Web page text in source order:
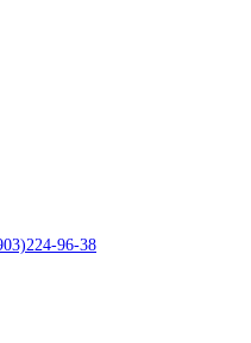
96-38